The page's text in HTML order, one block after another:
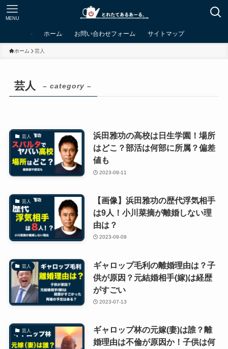
MENU
ホーム お問い合わせフォーム サイトマップ
ホーム 芸人
芸人 – category –
芸人
浜田雅功の高校は日生学園！場所
はどこ？部活は何部に所属？偏差
値も
2023-09-11
芸人
【画像】浜田雅功の歴代浮気相手
は9人！小川菜摘が離婚しない理
由は？
2023-09-09
芸人
ギャロップ毛利の離婚理由は？子
供が原因？元結婚相手(嫁)は経歴
がすごい
2023-07-13
芸人
ギャロップ林の元嫁(妻)は誰？離
婚理由は不倫が原因か！子供は何